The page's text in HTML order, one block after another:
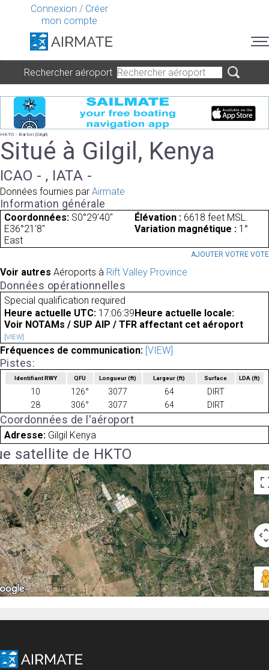
Connexion / Créer
mon compte
Rechercher aéroport
HKTO - Barton (Gilgil)
Situé à Gilgil, Kenya
ICAO - , IATA -
Données fournies par Airmate
Information générale
Coordonnées: S0°29'40"
E36°21'8"
Élévation : 6618 feet MSL.
Variation magnétique : 1°
East
AJOUTER VOTRE VOTE
Voir autres Aéroports à Rift Valley Province
Données opérationnelles
Special qualification required
Heure actuelle UTC: 17:06:39 Heure actuelle locale:
Voir NOTAMs / SUP AIP / TFR affectant cet aéroport
[VIEW]
Fréquences de communication: [VIEW]
Pistes:
Identifiant RWY QFU Longueur(ft) Largeur(ft) Surface LDA(ft)
10 126° 3077 64
DIRT
28
306° 3077 64 DIRT
Coordonnées de l'aéroport
Adresse: Gilgil Kenya
satellite de HKTO